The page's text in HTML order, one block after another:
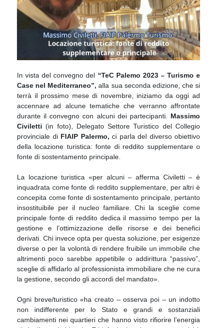
In vista del convegno del “TeC Palemo 2023 – Turismo e
Case nel Mediterraneo”, alla sua seconda edizione, che si
terrà il prossimo mese di novembre, iniziamo da oggi ad
accennare ad alcune tematiche che verranno affrontate
durante il convegno con alcuni dei partecipanti. Massimo
Civiletti (in foto), Delegato Settore Turistico del Collegio
provinciale di FIAIP Palermo, ci parla del diverso obiettivo
della locazione turistica: fonte di reddito supplementare o
fonte di sostentamento principale.
La locazione turistica «per alcuni – afferma Civiletti – è
inquadrata come fonte di reddito supplementare, per altri è
concepita come fonte di sostentamento principale, pertanto
insostituibile per il nucleo familiare. Chi la sceglie come
principale fonte di reddito dedica il massimo tempo per la
gestione e l’ottimizzazione delle risorse e dei benefici
derivati. Chi invece opta per questa soluzione, per esigenze
diverse o per la volontà di rendere fruibile un immobile che
altrimenti poco sarebbe appetibile o addirittura “passivo”,
sceglie di affidarlo al professionista immobiliare che ne cura
la gestione, secondo gli accordi del mandato».
Ogni breve/turistico «ha creato – osserva poi – un indotto
non indifferente per lo Stato e grandi e sostanziali
cambiamenti nei quartieri che hanno visto rifiorire l’energia